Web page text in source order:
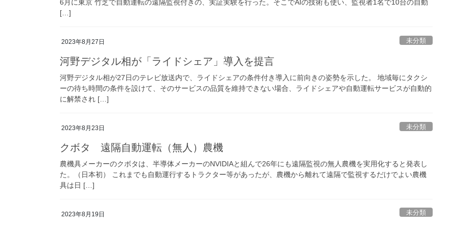
6月に東京 竹芝で自動運転の遠隔監視付きの、実証実験を行った。そこでAIの技術も使い、監視者1名で10台の自動
[…]
2023年8月27日 未分類
河野デジタル相が「ライドシェア」導入を提言
河野デジタル相が27日のテレビ放送内で、ライドシェアの条件付き導入に前向きの姿勢を示した。 地域毎にタクシ
ーの待ち時間の条件を設けて、そのサービスの品質を維持できない場合、ライドシェアや自動運転サービスが自動的
に解禁され […]
2023年8月23日 未分類
クボタ 遠隔自動運転（無人）農機
農機具メーカーのクボタは、半導体メーカーのNVIDIAと組んで26年にも遠隔監視の無人農機を実用化すると発表し
た。（日本初） これまでも自動運行するトラクター等があったが、農機から離れて遠隔で監視するだけでよい農機
具は日 […]
2023年8月19日 未分類